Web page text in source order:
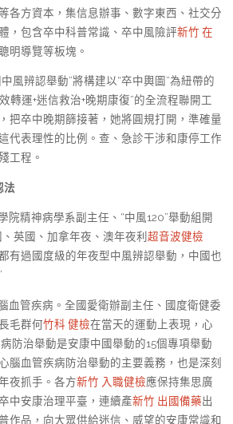
各方資本，集信息辦事、數字東西、社交分
，包含卒中科普常識、卒中風險評新竹 在
明導覽等板塊。
風辨認舉動”將構建以“卒中輿圖”為紐帶的
轉運+迷信救治+晚期康復”的全流程聯開工
把卒中晚期篩接著，她將圓規打開，準確量
代表理性的比例。查、急診干涉和康停工作
工程。
法
院精神病學系副主任、“中風120”舉動組開
英國、加拿年夜、澳年夜利 超音波健檢
有過國度級的年夜型中風辨認舉動，中國也
血管疾病。全國愛衛辦副主任、國度衛健委
毛群何竹科 健檢在當天的運動上表現，心
防治舉動是安康中國舉動的15個專項舉動
腦血管疾病防治舉動的主要義務，也是深刻
夜抓手。各方新竹 入職健檢應保持集思廣
中安康治理平臺，連續產新竹 出國備藥出
作品，向大眾供給迷信、威望的安康常識和